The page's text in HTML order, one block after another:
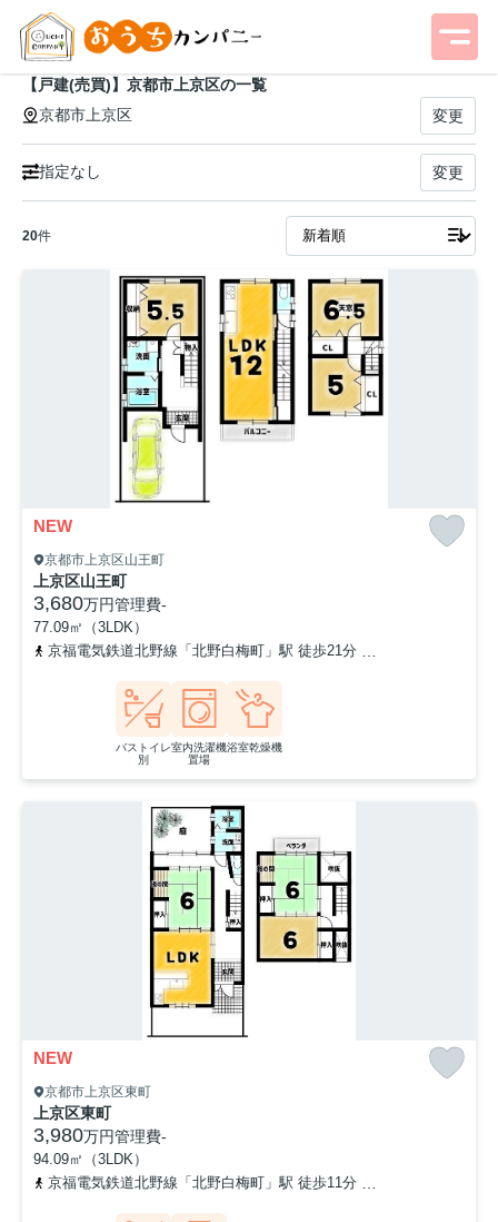
【戸建(売買)】京都市上京区の一覧
京都市上京区
変更
指定なし 変更
20件
NEW
京都市上京区山王町
上京区山王町
3,680万円管理費-
77.09㎡（3LDK）
京福電気鉄道北野線「北野白梅町」駅 徒歩21分
バストイレ
別
室内洗濯機
置場
浴室乾燥機
NEW
京都市上京区東町
上京区東町
3,980万円管理費-
94.09㎡（3LDK）
京福電気鉄道北野線「北野白梅町」駅 徒歩11分